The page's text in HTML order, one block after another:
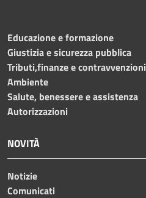
Educazione e formazione
Giustizia e sicurezza pubblica
Tributi,finanze e contravvenzioni
Ambiente
Salute, benessere e assistenza
Autorizzazioni
NOVITÀ
Notizie
Comunicati